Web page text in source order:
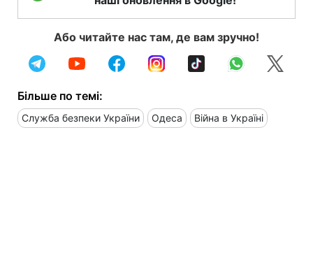
Або читайте нас там, де вам зручно!
Більше по темі:
Служба безпеки України Одеса Війна в Україні